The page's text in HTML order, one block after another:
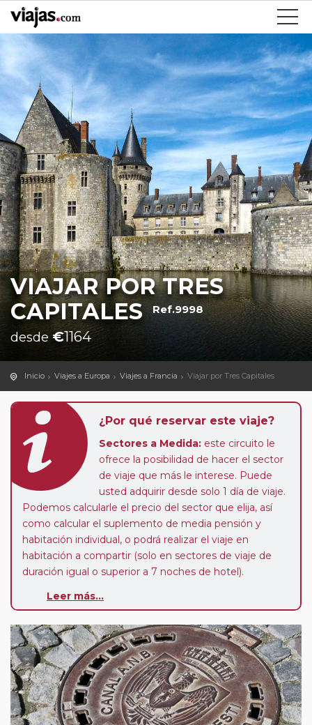
VIAJAR POR TRES
CAPITALES
Ref.9998
desde €1164
Inicio Viajes a Europa Viajes a Francia Viajar por Tres Capitales
¿Por qué reservar este viaje?
Sectores a Medida: este circuito le
ofrece la posibilidad de hacer el sector
de viaje que más le interese. Puede
usted adquirir desde solo 1 día de viaje.
Podemos calcularle el precio del sector que elija, así
como calcular el suplemento de media pensión y
habitación individual, o podrá realizar el viaje en
habitación a compartir (solo en sectores de viaje de
duración igual o superior a 7 noches de hotel).
Paradas en Ruta:
su viaje, en la ciudad que desee por período de 1, 3, 4 o
7 noches según circuito y fechas de salida. Es
fundamental que el circuito tenga salida posterior a la
fecha escogida y permita la salida deseada. El
suplemento por parada efectuada es de 40 Euros/52
Dólares por persona. Si la parada se realiza para tomar
Leer más...